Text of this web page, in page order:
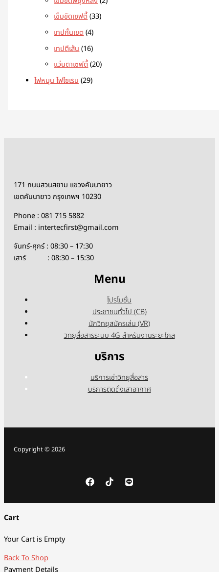
เข็มขัดเซฟตี้ 33
เทปกั้นเขต 4
เทปตีเส้น 16
แว่นตาเซฟตี้ 20
ไฟหมุน ไฟไซเรน 29
171 ถนนสวนสยาม แขวงคันนายาว
เขตคันนายาว กรุงเทพฯ 10230
Phone : 081 715 5882
Email : intertecfirst@gmail.com
จันทร์-ศุกร์ : 08:30 – 17:30
เสาร์ : 08:30 – 15:30
Menu
โปรโมชั่น
ประชาชนทั่วไป (CB)
นักวิทยุสมัครเล่น (VR)
วิทยุสื่อสารระบบ 4G สำหรับงานระยะไกล
บริการ
บริการเช่าวิทยุสื่อสาร
บริการติดตั้งเสาอากาศ
Copyright © 2026
Cart
Your Cart is Empty
Back To Shop